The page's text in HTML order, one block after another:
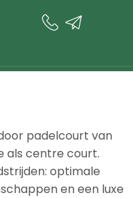
padelcourt van
als centre court.
optimale
en een luxe